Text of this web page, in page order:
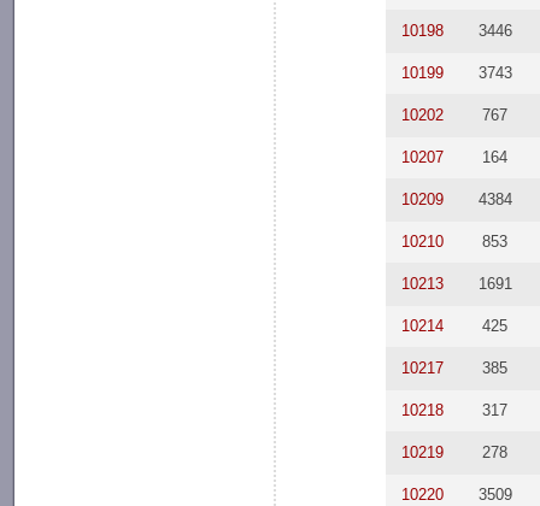
10198 3446
10199 3743
10202 767
10207 164
10209 4384
10210 853
10213 1691
10214 425
10217 385
10218 317
10219 278
10220 3509